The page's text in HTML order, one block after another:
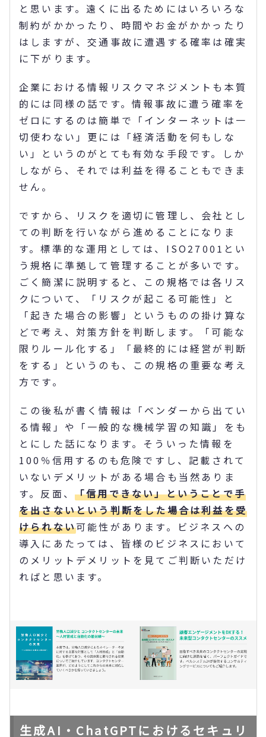
と思います。遠くに出るためにはいろいろな
制約がかかったり、時間やお金がかかったり
はしますが、交通事故に遭遇する確率は確実
に下がります。
企業における情報リスクマネジメントも本質
的には同様の話です。情報事故に遭う確率を
ゼロにするのは簡単で「インターネットは一
切使わない」更には「経済活動を何もしな
い」というのがとても有効な手段です。しか
しながら、それでは利益を得ることもできま
せん。
ですから、リスクを適切に管理し、会社とし
ての判断を行いながら進めることになりま
す。標準的な運用としては、ISO27001とい
う規格に準拠して管理することが多いです。
ごく簡潔に説明すると、この規格では各リス
クについて、「リスクが起こる可能性」と
「起きた場合の影響」というものの掛け算な
どで考え、対策方針を判断します。「可能な
限りルール化する」「最終的には経営が判断
をする」というのも、この規格の重要な考え
方です。
この後私が書く情報は「ベンダーから出てい
る情報」や「一般的な機械学習の知識」をも
とにした話になります。そういった情報を
100％信用するのも危険ですし、記載されて
いないデメリットがある場合も当然ありま
す。反面、 「信用できない」ということで手
を出さないという判断をした場合は利益を受
けられない可能性があります。ビジネスへの
導入にあたっては、皆様のビジネスにおいて
のメリットデメリットを見てご判断いただけ
ればと思います。
生成AI・ChatGPTにおけるセキュリ